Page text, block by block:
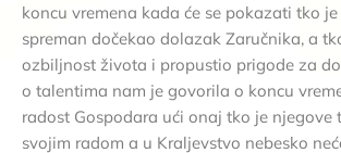
koncu vremena kada će se pokazati tko
spreman dočekao dolazak Zaručnika, a
ozbiljnost života i propustio prigode za
o talentima nam je govorila o koncu
radost Gospodara ući onaj tko je njegove
svojim radom a u Kraljevstvo nebesko